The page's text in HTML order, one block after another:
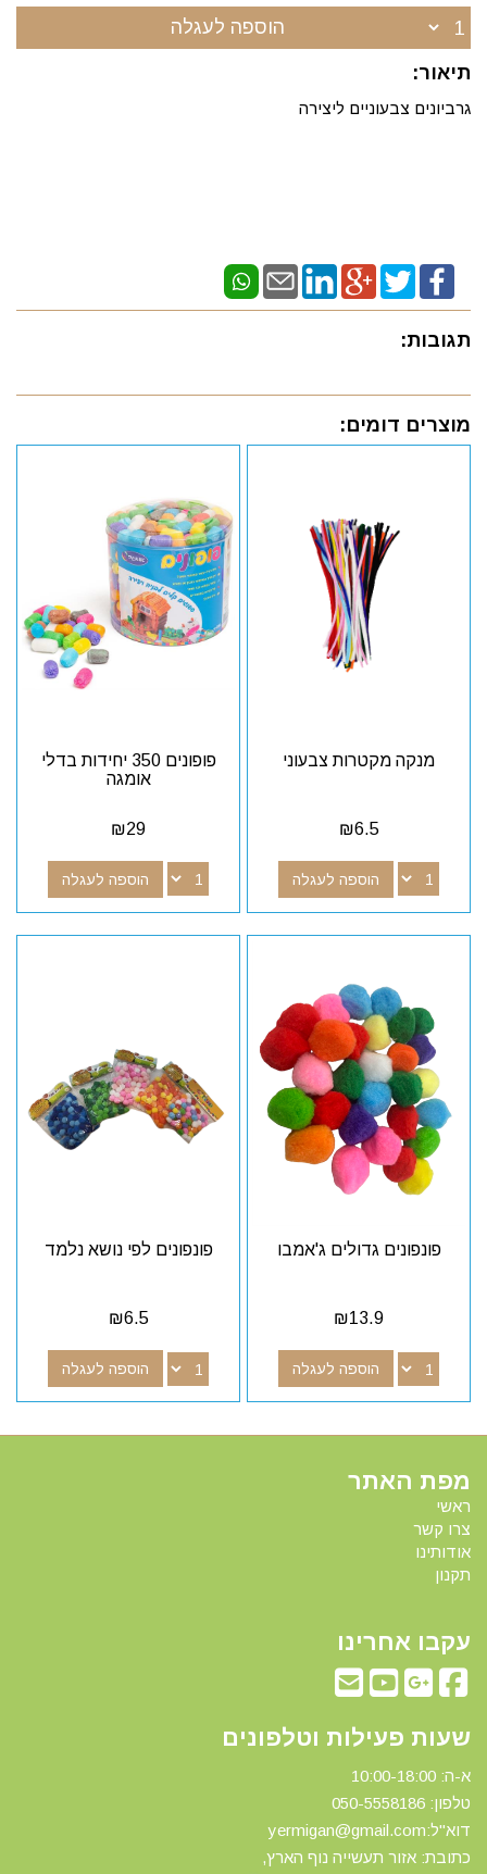
הוספה לעגלה
תיאור:
גרביונים צבעוניים ליצירה
תגובות:
מוצרים דומים:
מנקה מקטרות צבעוני
₪6.5
הוספה לעגלה
פופונים 350 יחידות בדלי
אומגה
₪29
הוספה לעגלה
פונפונים גדולים ג'אמבו
₪13.9
הוספה לעגלה
פונפונים לפי נושא נלמד
₪6.5
הוספה לעגלה
מפת האתר
ראשי
צרו קשר
אודותינו
תקנון
עקבו אחרינו
שעות פעילות וטלפונים
א-ה: 10:00-18:00
טלפון: 0 50-5558186
דוא"ל:yermigan@gmail.com
כתובת: אזור תעשייה נוף הארץ,